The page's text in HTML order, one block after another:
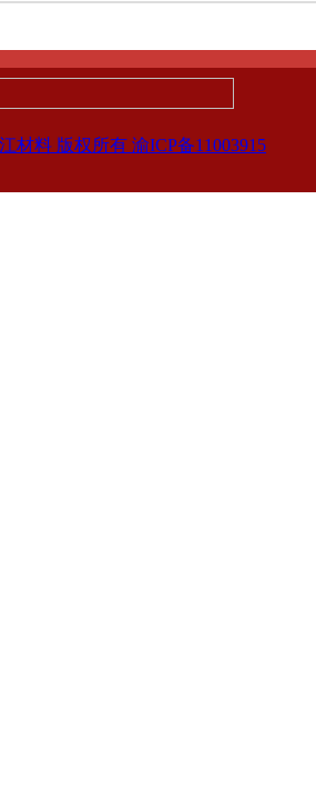
材料 版权所有 渝ICP备11003915